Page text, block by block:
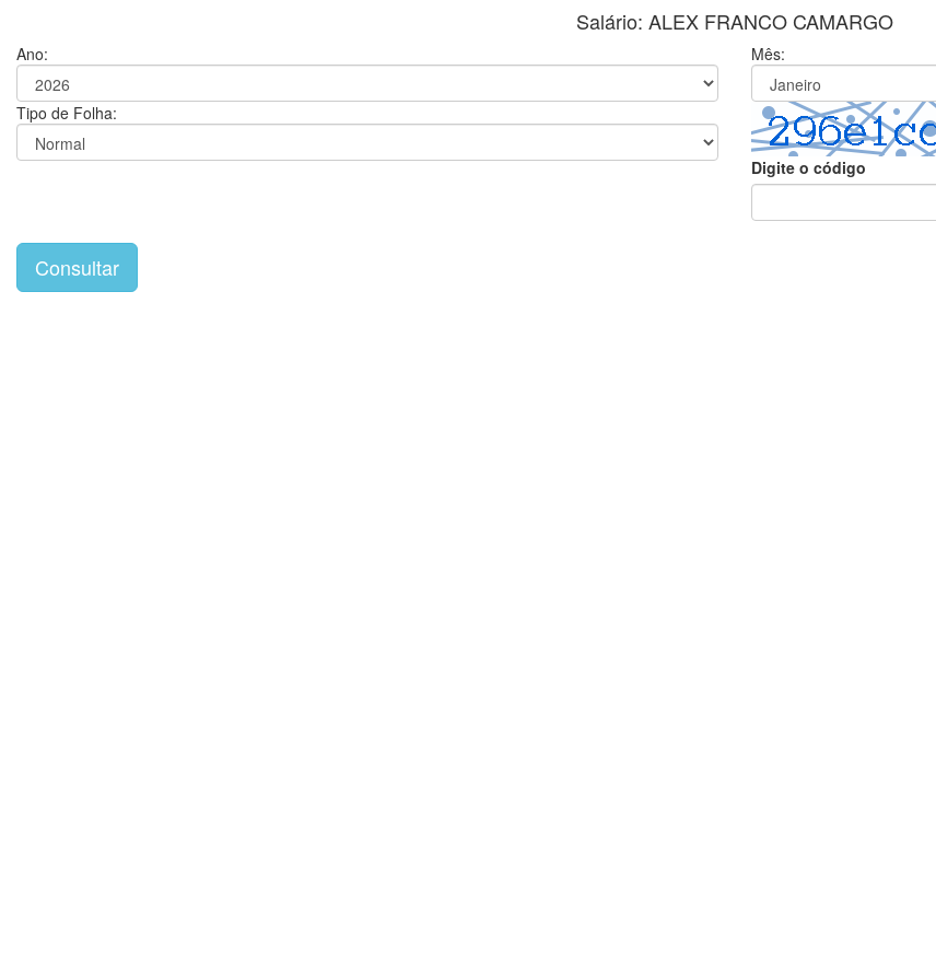
Salário: ALEX FRANCO CAMARGO
Ano: Mês:
Tipo de Folha:
Digite o código